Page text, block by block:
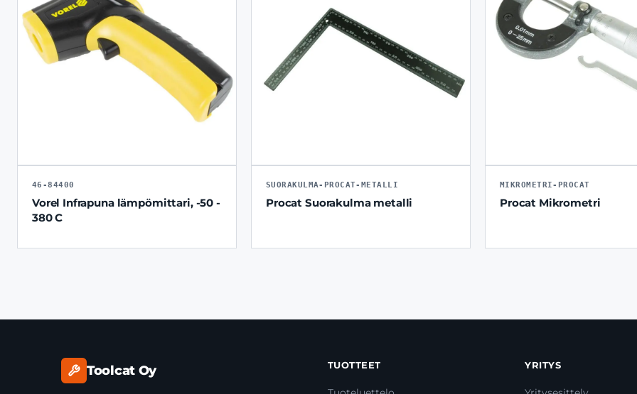
46-84400
Vorel Infrapuna lämpömittari, -50 -
380 C
SUORAKULMA-PROCAT-METALLI
Procat Suorakulma metalli
MIKROMETRI-PROCAT
Procat Mikrometri
Toolcat Oy TUOTTEET YRITYS